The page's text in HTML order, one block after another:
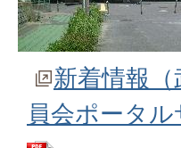
新着情報
員会ポータル